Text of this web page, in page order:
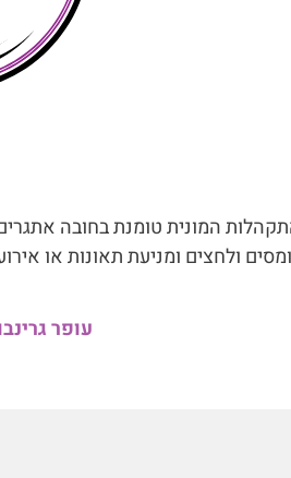
המונית טומנת בחובה
ולחצים ומניעת תאונות או
עופר